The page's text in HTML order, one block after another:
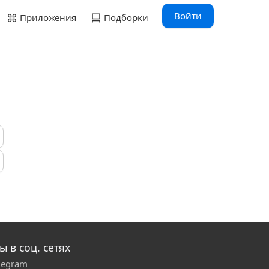
Приложения Подборки Войти
в соц. сетях